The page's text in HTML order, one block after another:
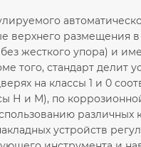
верхнего размещения
жесткого упора) и
того, стандарт делит
на классы 1 и 0
Н и М), по
различных
устройств